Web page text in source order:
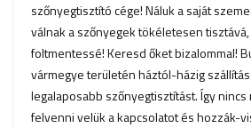
szőnyegtisztító cége! Náluk a saját
válnak a szőnyegek tökéletesen
foltmentessé! Keresd őket bizalommal!
vármegye területén háztól-házig
legalaposabb szőnyegtisztítást. Így nincs
felvenni velük a kapcsolatot és hozzák-